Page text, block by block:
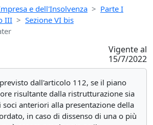
e dell'Insolvenza
Parte I
III
Sezione VI bis
Vigente al
15/7/2022
dall'articolo 112, se il piano
risultante dalla ristrutturazione sia
soci anteriori alla presentazione della
in caso di dissenso di una o più